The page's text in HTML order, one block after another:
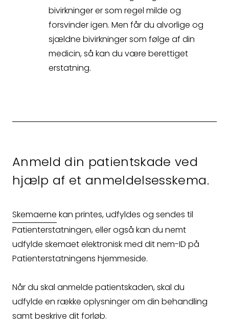
Erstatningsopgørelse
Kontakt
Fagområder
Medarbejdere
Crossborder
Spørgsmål
bivirkninger er som regel milde og
forsvinder igen. Men får du alvorlige og
sjældne bivirkninger som følge af din
medicin, så kan du være berettiget
erstatning.
Anmeld din patientskade ved
hjælp af et anmeldelsesskema.
Skemaerne kan printes, udfyldes og sendes til
Patienterstatningen, eller også kan du nemt
udfylde skemaet elektronisk med dit nem-ID på
Patienterstatningens hjemmeside.
Når du skal anmelde patientskaden, skal du
udfylde en række oplysninger om din behandling
samt beskrive dit forløb.